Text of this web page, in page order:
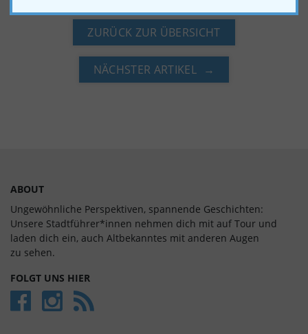
ZURÜCK ZUR ÜBERSICHT
NÄCHSTER ARTIKEL
ABOUT
Ungewöhnliche Perspektiven, spannende Geschichten:
Unsere Stadtführer*innen nehmen dich mit auf Tour und
laden dich ein, auch Alt­bekan­ntes mit anderen Augen
zu sehen.
FOLGT UNS HIER